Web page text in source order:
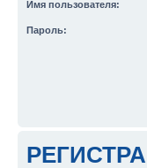
Имя пользователя:
Пароль: